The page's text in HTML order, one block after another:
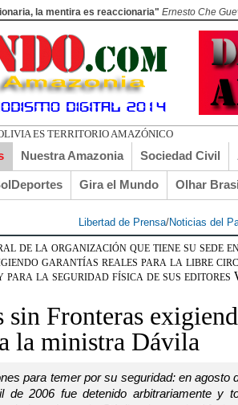
la mentira es reaccionaria" Ernesto Che
EL
Nuestra Amazonia Sociedad Civil
Gira el Mundo Olhar
Libertad de Prensa/Noticias del
de la organización que tiene su sede
garantías reales para la libre
para la seguridad física de sus
sin Fronteras
la ministra Dávila
para temer por su seguridad: en agosto
de 2006 fue detenido arbitrariamente y